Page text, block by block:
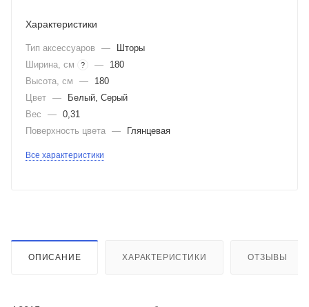
Характеристики
Тип аксессуаров —
Шторы
Ширина, см
? —
180
Высота, см
—
180
Цвет —
Белый, Серый
Вес
— 0,31
Поверхность цвета — Глянцевая
Все характеристики
ОПИСАНИЕ ХАРАКТЕРИСТИКИ ОТЗЫВЫ